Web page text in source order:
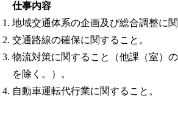
仕事内容
地域交通体系の企画及び総合調整に関
交通路線の確保に関すること。
物流対策に関すること（他課（室）
を除く。）。
自動車運転代行業に関すること。